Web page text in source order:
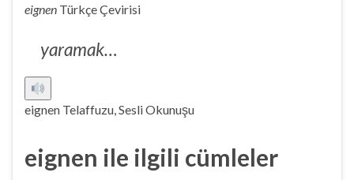
eignen Türkçe Çevirisi
yaramak…
eignen Telaffuzu, Sesli Okunuşu
eignen ile ilgili cümleler